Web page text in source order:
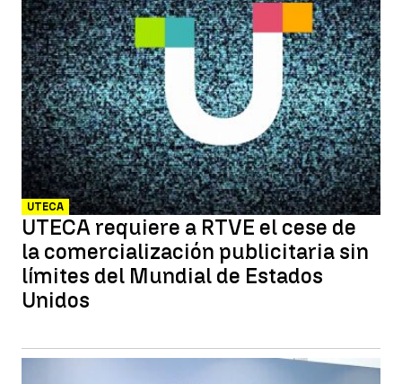
UTECA
UTECA requiere a RTVE el cese de
la comercialización publicitaria sin
límites del Mundial de Estados
Unidos